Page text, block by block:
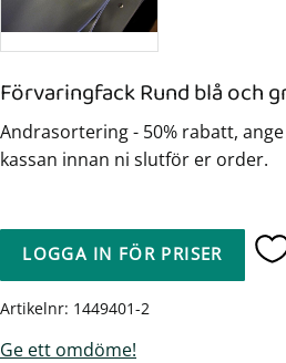
Förvaringfack Rund blå och
Andrasortering - 50% rabatt, ange
kassan innan ni slutför er order.
LOGGA IN FÖR PRISER
Artikelnr 1449401-2
Ge ett omdöme!